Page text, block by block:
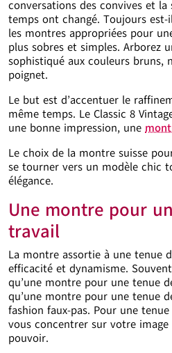
conversations des convives et
temps ont changé. Toujours
les montres appropriées pour
plus sobres et simples. Arborez
sophistiqué aux couleurs bruns,
poignet.
Le but est d’accentuer le
même temps. Le Classic 8
une bonne impression, une
Le choix de la montre suisse
se tourner vers un modèle chic
élégance.
Une montre pour
travail
La montre assortie à une tenue
efficacité et dynamisme.
qu’une montre pour une tenue
qu’une montre pour une tenue
fashion faux-pas. Pour une
vous concentrer sur votre image
pouvoir.